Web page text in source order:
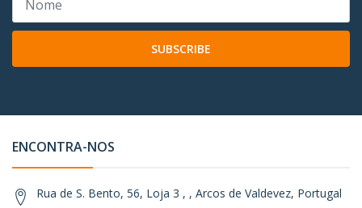
SUBSCRIBE
ENCONTRA-NOS
Rua de S. Bento, 56, Loja 3 , , Arcos de Valdevez, Portugal